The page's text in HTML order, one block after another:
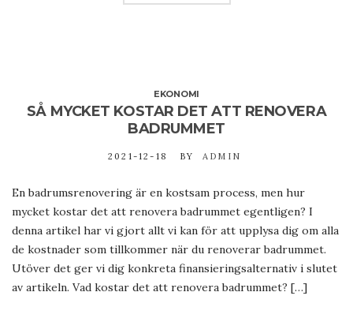
EKONOMI
SÅ MYCKET KOSTAR DET ATT RENOVERA
BADRUMMET
2021-12-18 BY ADMIN
En badrumsrenovering är en kostsam process, men hur
mycket kostar det att renovera badrummet egentligen? I
denna artikel har vi gjort allt vi kan för att upplysa dig om alla
de kostnader som tillkommer när du renoverar badrummet.
Utöver det ger vi dig konkreta finansieringsalternativ i slutet
av artikeln. Vad kostar det att renovera badrummet? […]